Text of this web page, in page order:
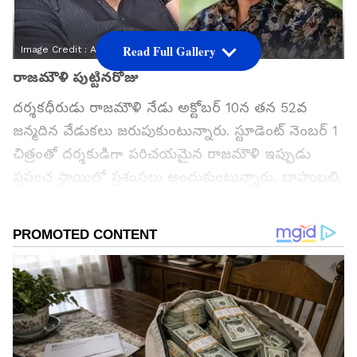
Image Credit : Asianet News
రాజమౌళి పుట్టినరోజు
దర్శకధీరుడు రాజమౌళి నేడు అక్టోబర్ 10న తన 52వ
జన్మదిన వేడుకలు జరుపుకుంటున్నారు. స్టూడెంట్ నెంబర్ 1
చిత్రంతో దర్శకుడిగా పరిచయమైన రాజమౌళి ఇప్పుడు
ప్రపంచ స్థాయిలో ప్రశంసలు అందుకుంటున్నారు. బాహుబలి,
నిలబెట్టిన ఘనత రాజమౌళికే దక్కుతుంది. రాజమౌళి
పుట్టినరోజు కావడంతో ఆయన గురించి కొన్ని ఆసక్తికర
విషయాలు సోషల్ మీడియాలో వైరల్ అవుతున్నాయి.
గూగుల్‌లో ఆసక్తికరమైన సమాచారం కోసం ఏసియానెట్ తెలుగు
ను మీ ఫ్రిఫర్డ్ సోర్స్ గా ఎంచుకోండి
Read Full Gallery